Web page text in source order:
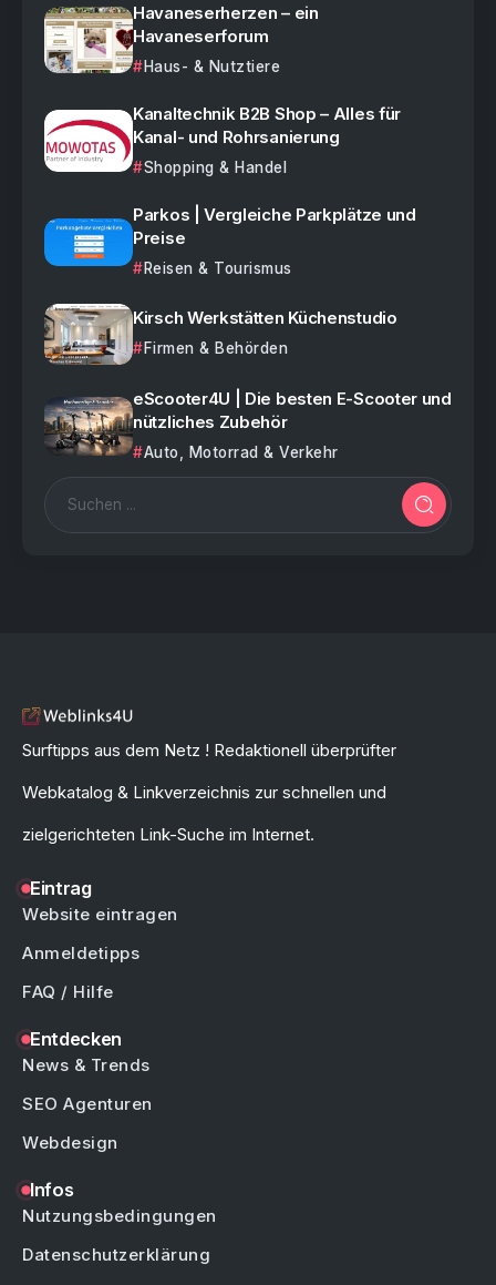
Havaneserherzen – ein
Havaneserforum
Haus- & Nutztiere
Kanaltechnik B2B Shop – Alles für
Kanal- und Rohrsanierung
Shopping & Handel
Parkos | Vergleiche Parkplätze und
Preise
Reisen & Tourismus
Kirsch Werkstätten Küchenstudio
Firmen & Behörden
eScooter4U | Die besten E-Scooter und
nützliches Zubehör
Auto, Motorrad & Verkehr
Surftipps aus dem Netz ! Redaktionell überprüfter
Webkatalog & Linkverzeichnis zur schnellen und
zielgerichteten Link-Suche im Internet.
Eintrag
Website eintragen
Anmeldetipps
FAQ / Hilfe
Entdecken
News & Trends
SEO Agenturen
Webdesign
Infos
Nutzungsbedingungen
Datenschutzerklärung